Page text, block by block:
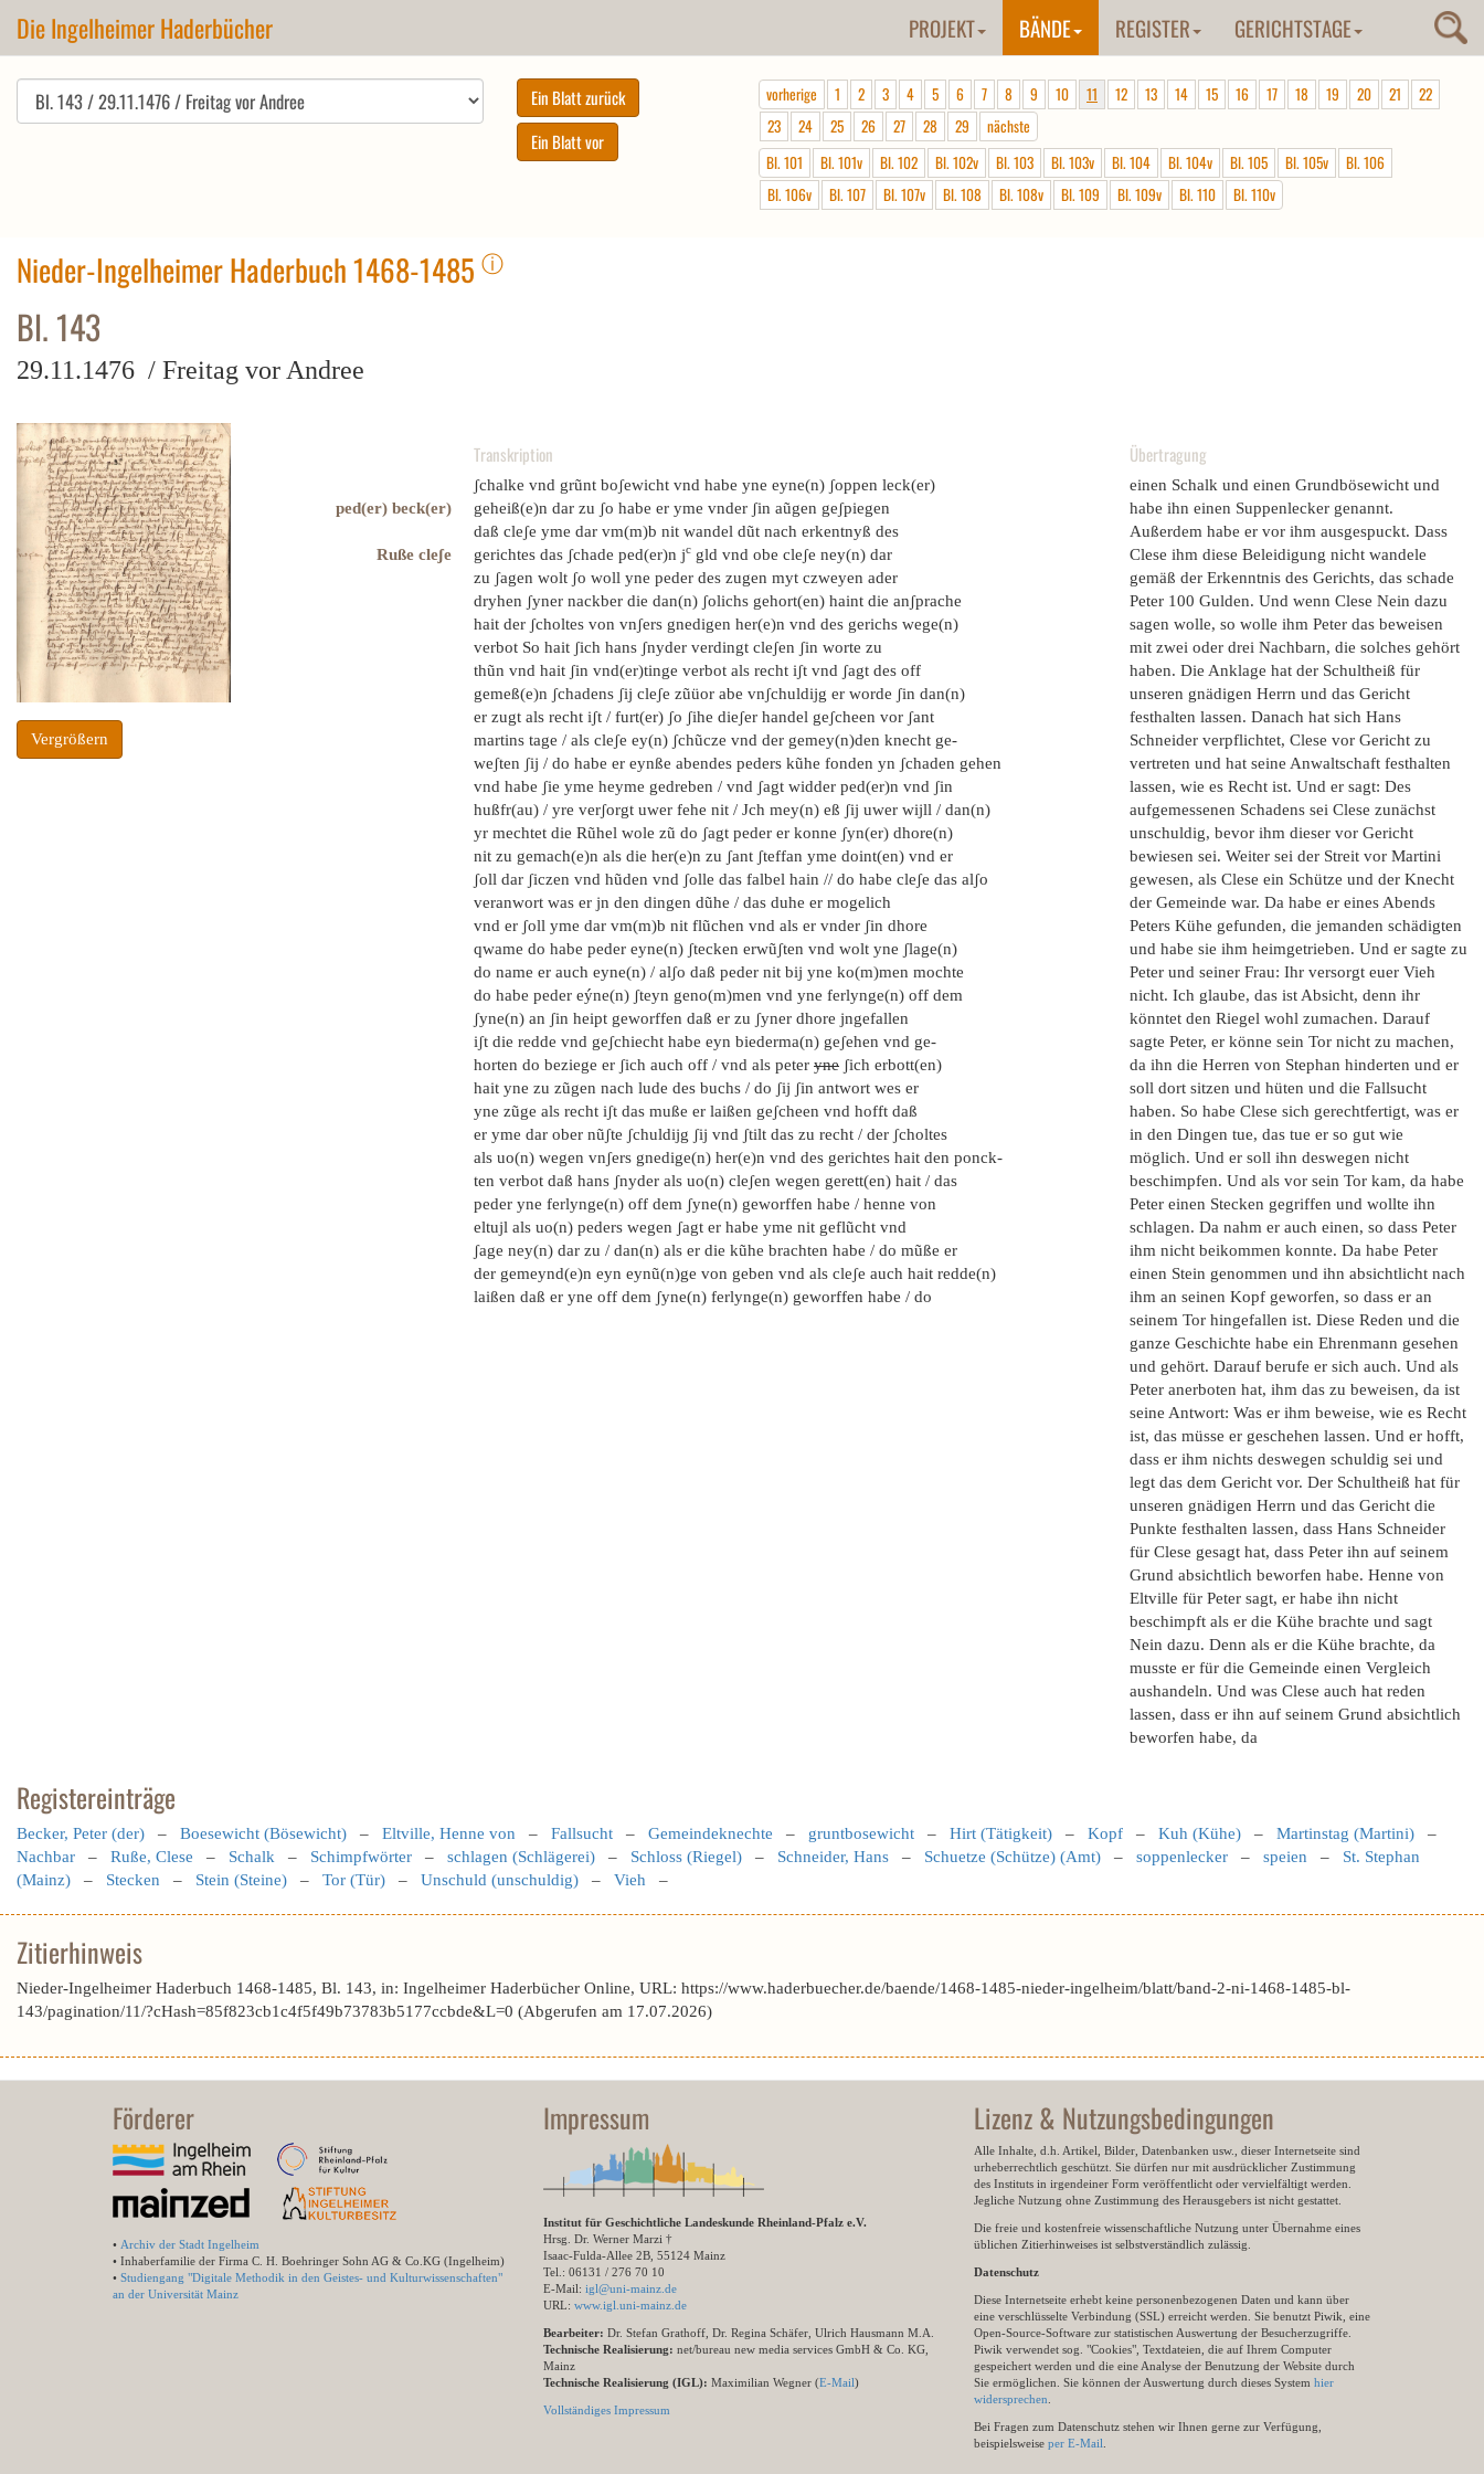
Die Ingelheimer Haderbücher PROJEKT BÄNDE REGISTER GERICHTSTAGE
vorherige 1 2 3 4 5 6 7 8 9 10 11 12 13 14 15 16 17 18 19 20 21
22
23
24 25 26 27 28 29
nächste
Bl. 101
Bl. 101v Bl. 102 Bl. 102v Bl. 103 Bl. 103v Bl. 104 Bl. 104v Bl. 105 Bl. 105v
Bl. 106
Bl. 106v
Bl. 107 Bl. 107v Bl. 108 Bl. 108v Bl. 109 Bl. 109v Bl. 110 Bl. 110v
Nieder-Ingelheimer Haderbuch 1468-1485 ⓘ
Bl. 143
29.11.1476 / Freitag vor Andree
Vergrößern
Transkription
ʃchalke vnd grũnt boʃewicht vnd habe yne eyne(n) ʃoppen leck(er)
ped(er) beck(er)
geheiß(e)n dar zu ʃo habe er yme vnder ʃin aũgen geʃpiegen
daß cleʃe yme dar vm(m)b nit wandel dũt nach erkentnyß des
Ruße cleʃe
gerichtes das ʃchade ped(er)n jc gld vnd obe cleʃe ney(n) dar
zu ʃagen wolt ʃo woll yne peder des zugen myt czweyen ader
dryhen ʃyner nackber die dan(n) ʃolichs gehort(en) haint die anʃprache
hait der ʃcholtes von vnʃers gnedigen her(e)n vnd des gerichs wege(n)
verbot So hait ʃich hans ʃnyder verdingt cleʃen ʃin worte zu
thũn vnd hait ʃin vnd(er)tinge verbot als recht iʃt vnd ʃagt des off
gemeß(e)n ʃchadens ʃij cleʃe zũüor abe vnʃchuldijg er worde ʃin dan(n)
er zugt als recht iʃt / furt(er) ʃo ʃihe dieʃer handel geʃcheen vor ʃant
martins tage / als cleʃe ey(n) ʃchũcze vnd der gemey(n)den knecht ge-
weʃten ʃij / do habe er eynße abendes peders kũhe fonden yn ʃchaden gehen
vnd habe ʃie yme heyme gedreben / vnd ʃagt widder ped(er)n vnd ʃin
hußfr(au) / yre verʃorgt uwer fehe nit / Jch mey(n) eß ʃij uwer wijll / dan(n)
yr mechtet die Rũhel wole zũ do ʃagt peder er konne ʃyn(er) dhore(n)
nit zu gemach(e)n als die her(e)n zu ʃant ʃteffan yme doint(en) vnd er
ʃoll dar ʃiczen vnd hũden vnd ʃolle das falbel hain // do habe cleʃe das alʃo
veranwort was er jn den dingen dũhe / das duhe er mogelich
vnd er ʃoll yme dar vm(m)b nit flũchen vnd als er vnder ʃin dhore
qwame do habe peder eyne(n) ʃtecken erwũʃten vnd wolt yne ʃlage(n)
do name er auch eyne(n) / alʃo daß peder nit bij yne ko(m)men mochte
do habe peder eýne(n) ʃteyn geno(m)men vnd yne ferlynge(n) off dem
ʃyne(n) an ʃin heipt geworffen daß er zu ʃyner dhore jngefallen
iʃt die redde vnd geʃchiecht habe eyn biederma(n) geʃehen vnd ge-
horten do beziege er ʃich auch off / vnd als peter yne ʃich erbott(en)
hait yne zu zũgen nach lude des buchs / do ʃij ʃin antwort wes er
yne zũge als recht iʃt das muße er laißen geʃcheen vnd hofft daß
er yme dar ober nũʃte ʃchuldijg ʃij vnd ʃtilt das zu recht / der ʃcholtes
als uo(n) wegen vnʃers gnedige(n) her(e)n vnd des gerichtes hait den ponck-
ten verbot daß hans ʃnyder als uo(n) cleʃen wegen gerett(en) hait / das
peder yne ferlynge(n) off dem ʃyne(n) geworffen habe / henne von
eltujl als uo(n) peders wegen ʃagt er habe yme nit geflũcht vnd
ʃage ney(n) dar zu / dan(n) als er die kũhe brachten habe / do mũße er
der gemeynd(e)n eyn eynũ(n)ge von geben vnd als cleʃe auch hait redde(n)
laißen daß er yne off dem ʃyne(n) ferlynge(n) geworffen habe / do
Übertragung
einen Schalk und einen Grundbösewicht und
habe ihn einen Suppenlecker genannt.
Außerdem habe er vor ihm ausgespuckt. Dass
Clese ihm diese Beleidigung nicht wandele
gemäß der Erkenntnis des Gerichts, das schade
Peter 100 Gulden. Und wenn Clese Nein dazu
sagen wolle, so wolle ihm Peter das beweisen
mit zwei oder drei Nachbarn, die solches gehört
haben. Die Anklage hat der Schultheiß für
unseren gnädigen Herrn und das Gericht
festhalten lassen. Danach hat sich Hans
Schneider verpflichtet, Clese vor Gericht zu
vertreten und hat seine Anwaltschaft festhalten
lassen, wie es Recht ist. Und er sagt: Des
aufgemessenen Schadens sei Clese zunächst
unschuldig, bevor ihm dieser vor Gericht
bewiesen sei. Weiter sei der Streit vor Martini
gewesen, als Clese ein Schütze und der Knecht
der Gemeinde war. Da habe er eines Abends
Peters Kühe gefunden, die jemanden schädigten
und habe sie ihm heimgetrieben. Und er sagte zu
Peter und seiner Frau: Ihr versorgt euer Vieh
nicht. Ich glaube, das ist Absicht, denn ihr
könntet den Riegel wohl zumachen. Darauf
sagte Peter, er könne sein Tor nicht zu machen,
da ihn die Herren von Stephan hinderten und er
soll dort sitzen und hüten und die Fallsucht
haben. So habe Clese sich gerechtfertigt, was er
in den Dingen tue, das tue er so gut wie
möglich. Und er soll ihn deswegen nicht
beschimpfen. Und als vor sein Tor kam, da habe
Peter einen Stecken gegriffen und wollte ihn
schlagen. Da nahm er auch einen, so dass Peter
ihm nicht beikommen konnte. Da habe Peter
einen Stein genommen und ihn absichtlicht nach
ihm an seinen Kopf geworfen, so dass er an
seinem Tor hingefallen ist. Diese Reden und die
ganze Geschichte habe ein Ehrenmann gesehen
und gehört. Darauf berufe er sich auch. Und als
Peter anerboten hat, ihm das zu beweisen, da ist
seine Antwort: Was er ihm beweise, wie es Recht
ist, das müsse er geschehen lassen. Und er hofft,
dass er ihm nichts deswegen schuldig sei und
legt das dem Gericht vor. Der Schultheiß hat für
unseren gnädigen Herrn und das Gericht die
Punkte festhalten lassen, dass Hans Schneider
für Clese gesagt hat, dass Peter ihn auf seinem
Grund absichtlich beworfen habe. Henne von
Eltville für Peter sagt, er habe ihn nicht
beschimpft als er die Kühe brachte und sagt
Nein dazu. Denn als er die Kühe brachte, da
musste er für die Gemeinde einen Vergleich
aushandeln. Und was Clese auch hat reden
lassen, dass er ihn auf seinem Grund absichtlich
beworfen habe, da
Registereinträge
Becker, Peter (der) – Boesewicht (Bösewicht) – Eltville, Henne von – Fallsucht – Gemeindeknechte – gruntbosewicht – Hirt (Tätigkeit) – Kopf – Kuh (Kühe) – Martinstag (Martini) –
Nachbar – Ruße, Clese – Schalk – Schimpfwörter – schlagen (Schlägerei) – Schloss (Riegel) – Schneider, Hans – Schuetze (Schütze) (Amt) – soppenlecker – speien – St. Stephan
(Mainz) – Stecken – Stein (Steine) – Tor (Tür) – Unschuld (unschuldig) – Vieh –
Zitierhinweis
Nieder-Ingelheimer Haderbuch 1468-1485, Bl. 143, in: Ingelheimer Haderbücher Online, URL: https://www.haderbuecher.de/baende/1468-1485-nieder-ingelheim/blatt/band-2-ni-1468-1485-bl-
143/pagination/11/?cHash=85f823cb1c4f5f49b73783b5177ccbde&L=0 (Abgerufen am 17.07.2026)
Förderer
• Archiv der Stadt Ingelheim
• Inhaberfamilie der Firma C. H. Boehringer Sohn AG & Co.KG (Ingelheim)
• Studiengang "Digitale Methodik in den Geistes- und Kulturwissenschaften"
an der Universität Mainz
Impressum
Institut für Geschichtliche Landeskunde Rheinland-Pfalz e.V.
Hrsg. Dr. Werner Marzi †
Isaac-Fulda-Allee 2B, 55124 Mainz
Tel.: 06131 / 276 70 10
E-Mail: igl@uni-mainz.de
URL: www.igl.uni-mainz.de
Bearbeiter: Dr. Stefan Grathoff, Dr. Regina Schäfer, Ulrich Hausmann M.A.
Technische Realisierung: net/bureau new media services GmbH & Co. KG,
Mainz
Technische Realisierung (IGL): Maximilian Wegner (E-Mail)
Vollständiges Impressum
Lizenz & Nutzungsbedingungen
Alle Inhalte, d.h. Artikel, Bilder, Datenbanken usw., dieser Internetseite sind
urheberrechtlich geschützt. Sie dürfen nur mit ausdrücklicher Zustimmung
des Instituts in irgendeiner Form veröffentlicht oder vervielfältigt werden.
Jegliche Nutzung ohne Zustimmung des Herausgebers ist nicht gestattet.
Die freie und kostenfreie wissenschaftliche Nutzung unter Übernahme eines
üblichen Zitierhinweises ist selbstverständlich zulässig.
Datenschutz
Diese Internetseite erhebt keine personenbezogenen Daten und kann über
eine verschlüsselte Verbindung (SSL) erreicht werden. Sie benutzt Piwik, eine
Open-Source-Software zur statistischen Auswertung der Besucherzugriffe.
Piwik verwendet sog. "Cookies", Textdateien, die auf Ihrem Computer
gespeichert werden und die eine Analyse der Benutzung der Website durch
Sie ermöglichen. Sie können der Auswertung durch dieses System hier
widersprechen
Bei Fragen zum Datenschutz stehen wir Ihnen gerne zur Verfügung,
beispielsweise per E-Mail